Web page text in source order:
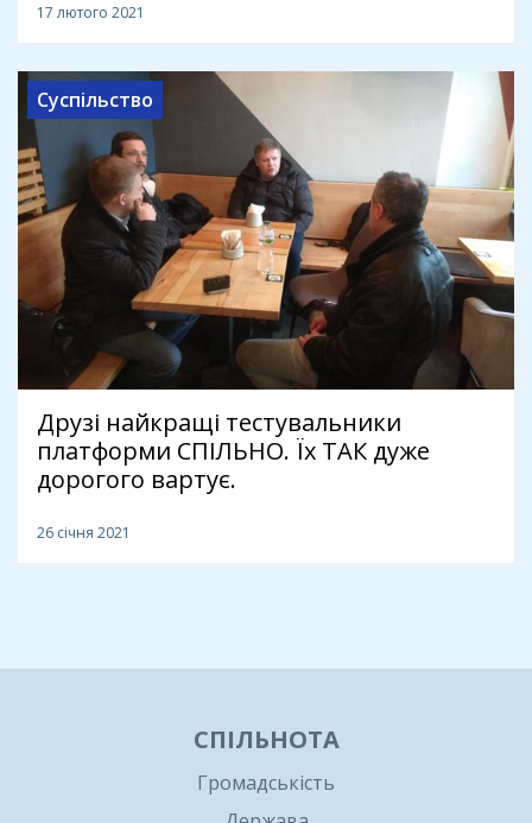
17 лютого 2021
Суспільство
Друзі найкращі тестувальники
платформи СПІЛЬНО. Їх ТАК дуже
дорогого вартує.
26 січня 2021
СПІЛЬНОТА
Громадськість